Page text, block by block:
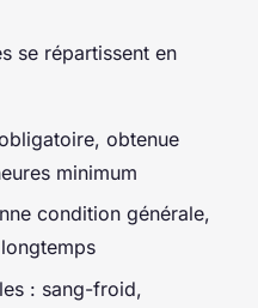
se répartissent en
obtenue
minimum
condition générale,
: sang-froid,